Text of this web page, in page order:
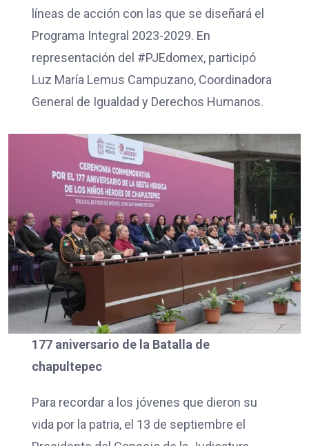
líneas de acción con las que se diseñará el
Programa Integral 2023-2029. En
representación del #PJEdomex, participó
Luz María Lemus Campuzano, Coordinadora
General de Igualdad y Derechos Humanos.
177 aniversario de la Batalla de
chapultepec
Para recordar a los jóvenes que dieron su
vida por la patria, el 13 de septiembre el